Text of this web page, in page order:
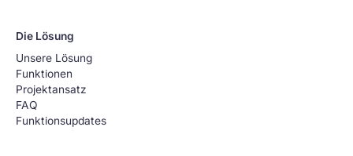
Die Lösung
Unsere Lösung
Funktionen
Projektansatz
FAQ
Funktionsupdates